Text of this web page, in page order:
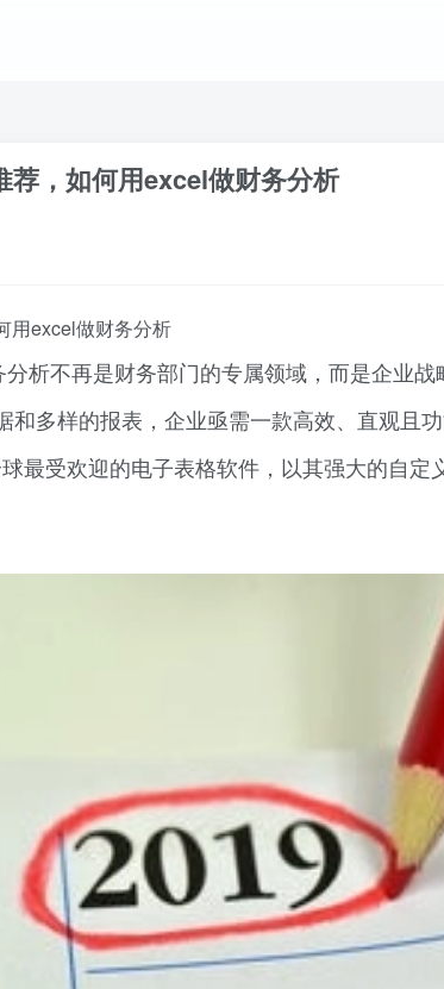
，如何用excel做财务分析
用excel做财务分析
析不再是财务部门的专属领域，而是企业
和多样的报表，企业亟需一款高效、直观且
最受欢迎的电子表格软件，以其强大的自定